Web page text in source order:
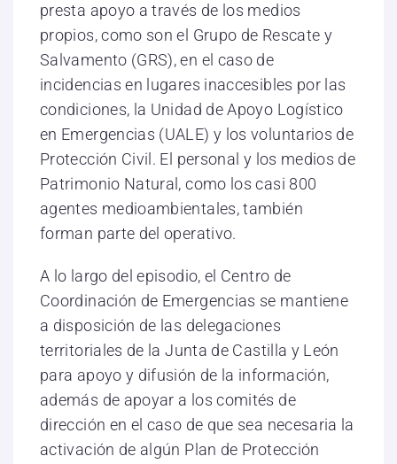
presta apoyo a través de los medios
propios, como son el Grupo de Rescate y
Salvamento (GRS), en el caso de
incidencias en lugares inaccesibles por las
condiciones, la Unidad de Apoyo Logístico
en Emergencias (UALE) y los voluntarios de
Protección Civil. El personal y los medios de
Patrimonio Natural, como los casi 800
agentes medioambientales, también
forman parte del operativo.
A lo largo del episodio, el Centro de
Coordinación de Emergencias se mantiene
a disposición de las delegaciones
territoriales de la Junta de Castilla y León
para apoyo y difusión de la información,
además de apoyar a los comités de
dirección en el caso de que sea necesaria la
activación de algún Plan de Protección